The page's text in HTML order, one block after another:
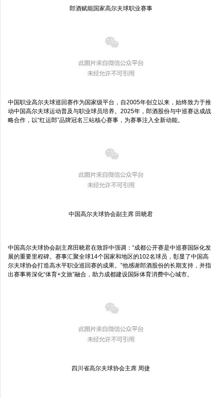
郎酒赋能国家高尔夫球职业赛事
中国职业高尔夫球巡回赛作为国家级平台，自2005年创立以来，始终致力于推
动中国高尔夫球运动普及与职业球员培养。2025年，郎酒股份与中巡赛达成战
略合作，以“红运郎”品牌冠名三站核心赛事，为赛事注入全新动能。
中国高尔夫球协会副主席 田晓君
中国高尔夫球协会副主席田晓君在致辞中强调：“成都公开赛是中巡赛国际化发
展的重要里程碑。赛事汇聚全球14个国家和地区的102名球员，彰显了中国高
尔夫球协会打造高水平职业巡回赛的成果。”他感谢郎酒股份的长期支持，并指
出赛事将深化“体育+文旅”融合，助力成都建设国际体育消费中心城市。
四川省高尔夫球协会主席 周捷